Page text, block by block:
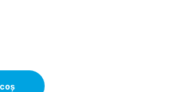
negru, IP66 quantity